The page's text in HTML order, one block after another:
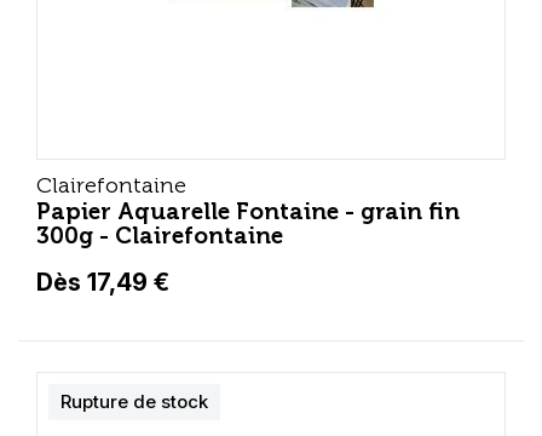
Clairefontaine
Papier Aquarelle Fontaine - grain fin
300g - Clairefontaine
Dès 17,49 €
Rupture de stock